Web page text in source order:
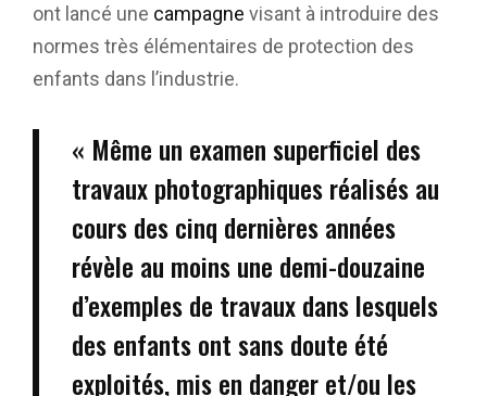
ont lancé une campagne visant à introduire des
normes très élémentaires de protection des
enfants dans l’industrie.
« Même un examen superficiel des
travaux photographiques réalisés au
cours des cinq dernières années
révèle au moins une demi-douzaine
d’exemples de travaux dans lesquels
des enfants ont sans doute été
exploités, mis en danger et/ou les